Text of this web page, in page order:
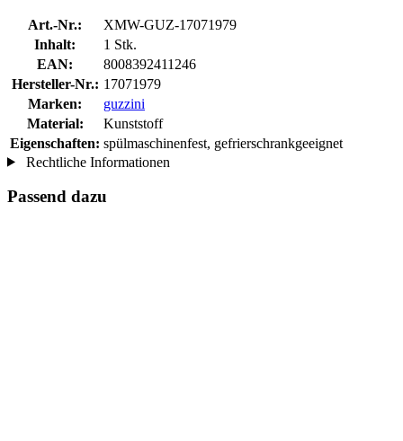
Art.-Nr.:
XMW-GUZ-17071979
Inhalt:
1 Stk.
EAN:
8008392411246
Hersteller-Nr.: 17071979
Marken:
guzzini
Material:
Kunststoff
Eigenschaften: spülmaschinenfest, gefrierschrankgeeignet
Rechtliche Informationen
Passend dazu